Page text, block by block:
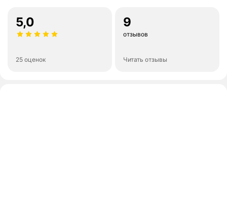
5,0
25 оценок
9
отзывов
Читать отзывы